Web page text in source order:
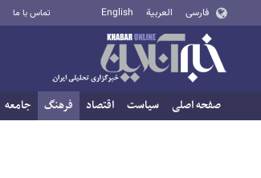
فارسی العربية English تماس با ما
صفحه اصلی سیاست اقتصاد فرهنگ جامعه